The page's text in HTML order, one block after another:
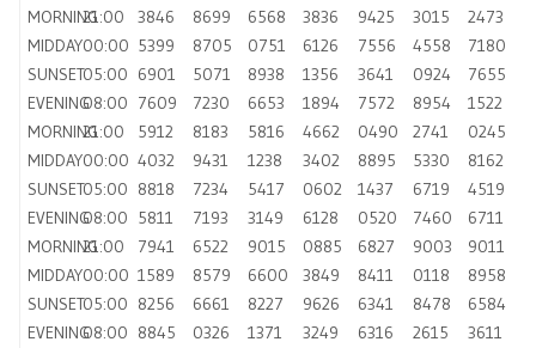
MORNING21:00 3846 8699 6568 3836 9425 3015
2473
MIDDAY00:00 5399 8705 0751 6126 7556 4558
7180
SUNSET05:00 6901 5071 8938 1356 3641 0924
7655
EVENING08:00 7609 7230 6653 1894 7572 8954
1522
MORNING21:00 5912 8183 5816 4662 0490 2741
0245
MIDDAY00:00 4032 9431 1238 3402 8895 5330
8162
SUNSET05:00 8818 7234 5417 0602 1437 6719
4519
EVENING08:00 5811 7193 3149 6128 0520 7460
6711
MORNING21:00 7941 6522 9015 0885 6827 9003
9011
MIDDAY00:00 1589 8579 6600 3849 8411 0118
8958
SUNSET05:00 8256 6661 8227 9626 6341 8478
6584
EVENING08:00 8845 0326 1371 3249 6316 2615
3611